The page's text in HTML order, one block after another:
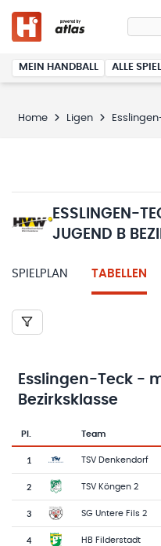
MEIN HANDBALL ALLE
Home Ligen Esslingen-
ESSLINGEN-
JUGEND B
SPIELPLAN TABELLEN
Esslingen-Teck -
Bezirksklasse
Pl.
Team-Logo
Team
1 TSV Denkendorf
2 TSV Köngen 2
3 SG Untere Fils 2
4 HB Filderstadt